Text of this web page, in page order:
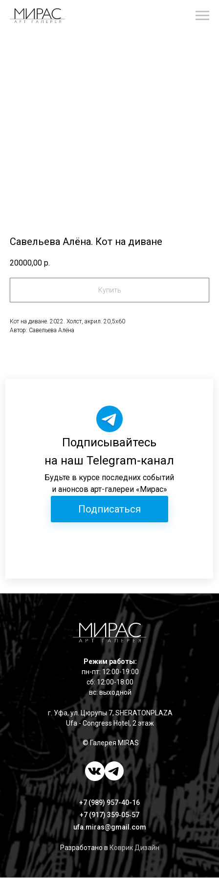
Савельева Алёна. Кот на диване
20000,00 р.
Купить
Кот на диване. 2022. Холст, акрил. 20,5х60
Автор: Савельева Алёна
Подписывайтесь
на наш Telegram-канал
Будьте в курсе последних событий
и анонсов арт-галереи «Мирас»
Подписаться
Режим работы:
пн-пт: 12:00-19:00
сб: 12:00-18:00
вс: выходной
г. Уфа, ул. Цюрупы 7, SHERATONPLAZA
Ufa - Congress Hotel, 2 этаж
© Галерея MIRAS
Разработано в Коврик Дизайн
+7 (989) 957-40-16
+7 (917) 359‑05‑57
ufa.miras@gmail.com